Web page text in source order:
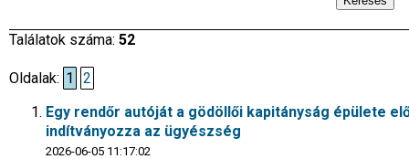
Találatok száma: 52
Oldalak: 1
2
Egy rendőr autóját a gödöllői kapitányság épülete
indítványozza az ügyészség
2026-06-05 11:17:02